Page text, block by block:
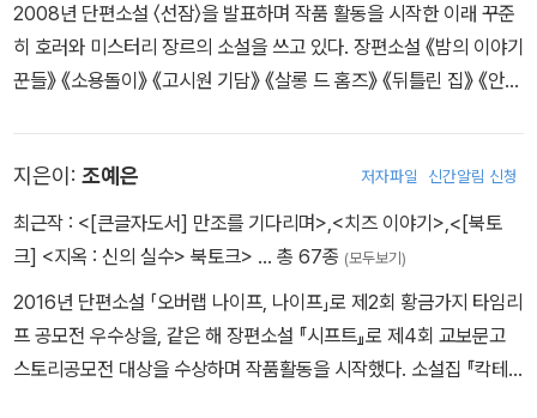
미수의 목숨을 위협하는 사건으로 번진다.
〈보증금 돌려받기〉
방을 빼겠다고 전한 성아는 보증금을 돌려받아 이사할 날을 기다린
다. 그러나 집주인은 방이 나가지 않으면 보증금을 돌려줄 수 없다며
악을 쓰고, 지방에 사는 엄마는 보증금 일부를 동생 학원비로 써야 한
다며 독촉하고, 집 앞 밤거리에서는 희뜩한 얼굴의 남녀 무리가 창밖
을 내다보는 성아를 빤히 응시한다. 꼬일 대로 꼬인 상황에 둘러싸인
성아는 분노를 차곡차곡 쌓아 간다.
있다. 충무로에 걸출한 대형 신인의 탄생을 알린 <숨바꼭질>의 허정
감독은 신인답지 않은 치밀한 연출력을 선보이는 동시에, 81년 생이
라는 나이에 걸맞은 특유의 젊은 감각으로 전에 없던 새로운 스타일
의 충격 실화 스릴러를 탄생시켰다. 허정 감독은 현 시대의 사람들이
가장 무서워하는 것은 귀신이 아닌 누군가 나를 지켜보고 있지 않을
식 속에 잠재된 현실적인 두려움은 가장 가까운 ‘집’에서부터 시작된
다고 덧붙인다. 초인종 옆에 나타난 정체불명의 표식, 그리고 남의 집
에 숨어사는 사람들. 허정 감독은 두 충격적인 실화에서 모티브를 얻
어 2013년 올 여름 대한민국을 뒤흔들 웰메이드 스릴러 <숨바꼭질>
을 완성시켰다. |FILMOGRAPHY| 장편영화 숨바꼭질 (2013) - 감
2008년 단편소설 〈선잠〉을 발표하며 작품 활동을 시작한 이래 꾸준
히 호러와 미스터리 장르의 소설을 쓰고 있다. 장편소설 《밤의 이야기
꾼들》 《소용돌이》 《고시원 기담》 《살롱 드 홈즈》 《뒤틀린 집》 《안개
관한 기록》 《딜리버》 《닥터 아포칼립스》(공저), 소설집 《한밤중에
나 홀로》 《괴담수집가》 《금요일의 괴담회》 《죽지 못한 자들의 세상
에서》 등이 있다. 장편소설 《뒤틀린 집》이 영화, 《살롱 드 홈즈》가 드
지은이: 조예은 저자파일 신간알림 신청
최근작 : <[큰글자도서] 만조를 기다리며>,<치즈 이야기>,<[북토
크] <지옥 : 신의 실수> 북토크> … 총 67종 (모두보기)
2016년 단편소설 「오버랩 나이프, 나이프」로 제2회 황금가지 타임리
프 공모전 우수상을, 같은 해 장편소설 『시프트』로 제4회 교보문고
스토리공모전 대상을 수상하며 작품활동을 시작했다. 소설집 『칵테